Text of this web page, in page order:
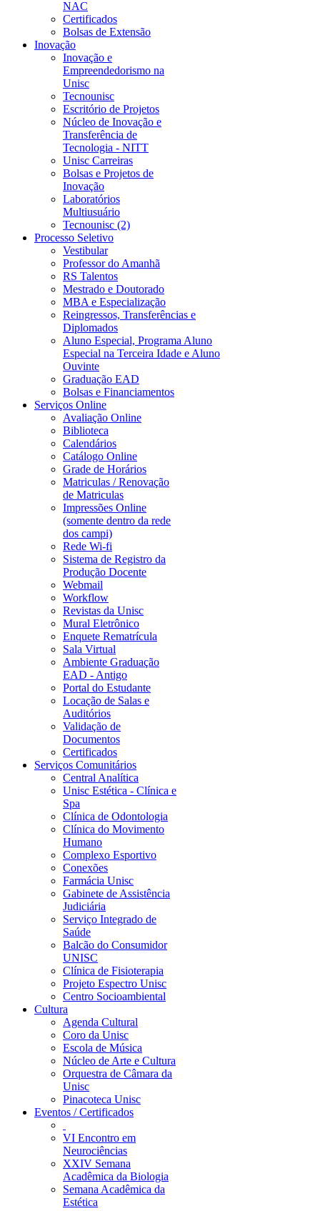
NAC
Certificados
Bolsas de Extensão
Inovação
Inovação e
Empreendedorismo na
Unisc
Tecnounisc
Escritório de Projetos
Núcleo de Inovação e
Transferência de
Tecnologia - NITT
Unisc Carreiras
Bolsas e Projetos de
Inovação
Laboratórios
Multiusuário
Tecnounisc (2)
Processo Seletivo
Vestibular
Professor do Amanhã
RS Talentos
Mestrado e Doutorado
MBA e Especialização
Reingressos, Transferências e
Diplomados
Aluno Especial, Programa Aluno
Especial na Terceira Idade e Aluno
Ouvinte
Graduação EAD
Bolsas e Financiamentos
Serviços Online
Avaliação Online
Biblioteca
Calendários
Catálogo Online
Grade de Horários
Matriculas / Renovação
de Matriculas
Impressões Online
(somente dentro da rede
dos campi)
Rede Wi-fi
Sistema de Registro da
Produção Docente
Webmail
Workflow
Revistas da Unisc
Mural Eletrônico
Enquete Rematrícula
Sala Virtual
Ambiente Graduação
EAD - Antigo
Portal do Estudante
Locação de Salas e
Auditórios
Validação de
Documentos
Certificados
Serviços Comunitários
Central Analítica
Unisc Estética - Clínica e
Spa
Clínica de Odontologia
Clínica do Movimento
Humano
Complexo Esportivo
Conexões
Farmácia Unisc
Gabinete de Assistência
Judiciária
Serviço Integrado de
Saúde
Balcão do Consumidor
UNISC
Clínica de Fisioterapia
Projeto Espectro Unisc
Centro Socioambiental
Cultura
Agenda Cultural
Coro da Unisc
Escola de Música
Núcleo de Arte e Cultura
Orquestra de Câmara da
Unisc
Pinacoteca Unisc
Eventos / Certificados
VI Encontro em
Neurociências
XXIV Semana
Acadêmica da Biologia
Semana Acadêmica da
Estética